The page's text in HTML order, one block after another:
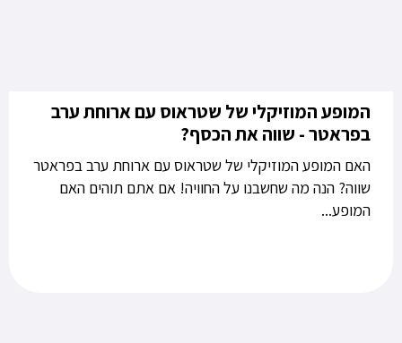
המופע המוזיקלי של שטראוס עם ארוחת ערב
בפראטר - שווה את הכסף?
האם המופע המוזיקלי של שטראוס עם ארוחת ערב בפראטר
שווה? הנה מה שחשבנו על החוויה! אם אתם תוהים האם
המופע...